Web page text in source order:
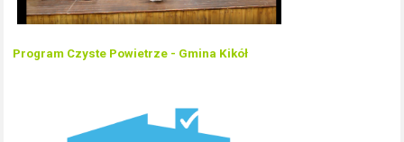
Program Czyste Powietrze - Gmina Kikół